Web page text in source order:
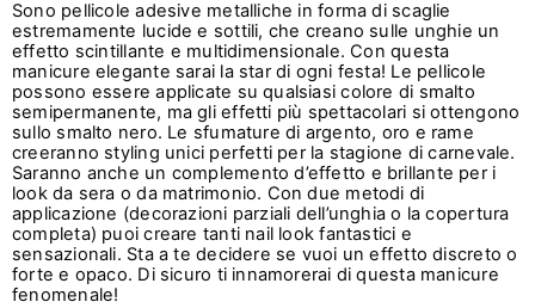
Sono pellicole adesive metalliche in forma di scaglie
estremamente lucide e sottili, che creano sulle unghie un
effetto scintillante e multidimensionale. Con questa
manicure elegante sarai la star di ogni festa! Le pellicole
possono essere applicate su qualsiasi colore di smalto
semipermanente, ma gli effetti più spettacolari si ottengono
sullo smalto nero. Le sfumature di argento, oro e rame
creeranno styling unici perfetti per la stagione di carnevale.
Saranno anche un complemento d’effetto e brillante per i
look da sera o da matrimonio. Con due metodi di
applicazione (decorazioni parziali dell’unghia o la copertura
completa) puoi creare tanti nail look fantastici e
sensazionali. Sta a te decidere se vuoi un effetto discreto o
forte e opaco. Di sicuro ti innamorerai di questa manicure
fenomenale!